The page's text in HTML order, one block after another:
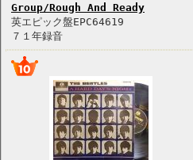
Group/Rough And Ready
英エピック盤EPC64619
７１年録音